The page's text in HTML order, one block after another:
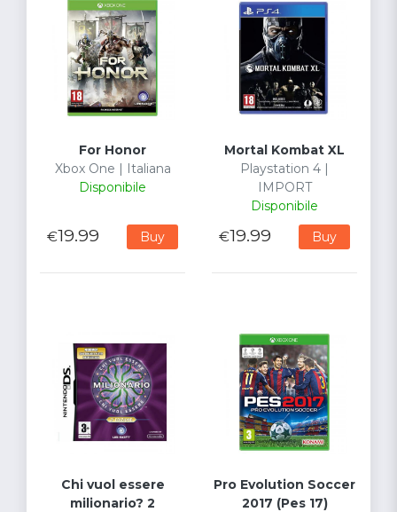
For Honor
Xbox One | Italiana
Disponibile
€19.99 Buy
Mortal Kombat XL
Playstation 4 |
IMPORT
Disponibile
€19.99 Buy
Chi vuol essere
milionario? 2
Pro Evolution Soccer
2017 (Pes 17)